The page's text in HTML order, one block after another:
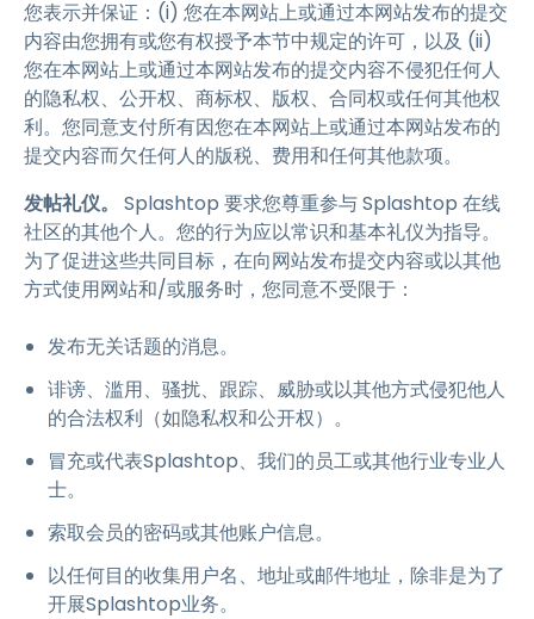
您表示并保证：(i) 您在本网站上或通过本网站发布的提交
内容由您拥有或您有权授予本节中规定的许可，以及 (ii)
您在本网站上或通过本网站发布的提交内容不侵犯任何人
的隐私权、公开权、商标权、版权、合同权或任何其他权
利。您同意支付所有因您在本网站上或通过本网站发布的
提交内容而欠任何人的版税、费用和任何其他款项。
发帖礼仪。
Splashtop 要求您尊重参与 Splashtop 在线
社区的其他个人。您的行为应以常识和基本礼仪为指导。
为了促进这些共同目标，在向网站发布提交内容或以其他
方式使用网站和/或服务时，您同意不受限于：
发布无关话题的消息。
诽谤、滥用、骚扰、跟踪、威胁或以其他方式侵犯他人
的合法权利（如隐私权和公开权）。
冒充或代表Splashtop、我们的员工或其他行业专业人
士。
索取会员的密码或其他账户信息。
以任何目的收集用户名、地址或邮件地址，除非是为了
开展Splashtop业务。